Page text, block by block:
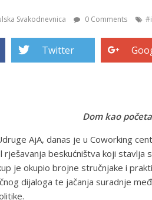
Svakodnevnica 0 Comments
Twitter
Dom kao
AjA, danas je u Coworking
rješavanja beskućništva koji
je okupio brojne stručnjake i
dijaloga te jačanja suradnje